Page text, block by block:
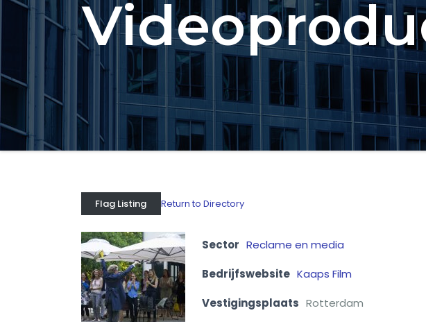
Flag Listing Return to Directory
Sector Reclame en media
Bedrijfswebsite Kaaps Film
Vestigingsplaats Rotterdam